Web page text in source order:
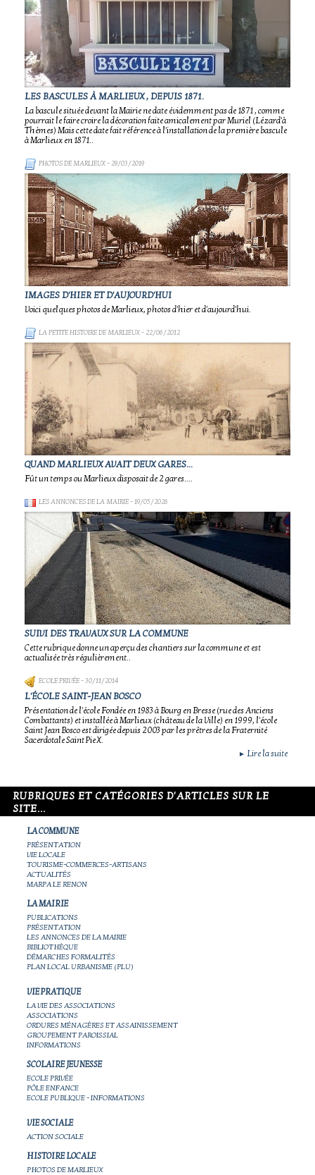
LES BASCULES À MARLIEUX , DEPUIS 1871.
La bascule située devant la Mairie ne date évidemment pas de 1871 , comme
pourrait le faire croire la décoration faite amicalement par Muriel (Lézard'à
Thèmes) Mais cette date fait référence à l'installation de la première bascule
à Marlieux en 1871..
PHOTOS DE MARLIEUX- 29/03/2019
IMAGES D'HIER ET D'AUJOURD'HUI
Voici quelques photos de Marlieux, photos d'hier et d'aujourd'hui.
LA PETITE HISTOIRE DE MARLIEUX- 22/06/2012
QUAND MARLIEUX AVAIT DEUX GARES...
Fût un temps ou Marlieux disposait de 2 gares....
LES ANNONCES DE LA MAIRIE- 19/05/2026
SUIVI DES TRAVAUX SUR LA COMMUNE
Cette rubrique donne un aperçu des chantiers sur la commune et est
actualisée très régulièrement..
ECOLE PRIVÉE- 30/11/2014
L'ÉCOLE SAINT-JEAN BOSCO
Présentation de l'école Fondée en 1983 à Bourg en Bresse (rue des Anciens
Combattants) et installée à Marlieux (château de la Ville) en 1999, l'école
Saint Jean Bosco est dirigée depuis 2003 par les prêtres de la Fraternité
Sacerdotale Saint Pie X.
► Lire la suite
RUBRIQUES ET CATÉGORIES D'ARTICLES SUR LE
SITE...
LA COMMUNE
PRÉSENTATION
VIE LOCALE
TOURISME-COMMERCES-ARTISANS
ACTUALITÉS
MARPA LE RENON
LA MAIRIE
PUBLICATIONS
PRÉSENTATION
LES ANNONCES DE LA MAIRIE
BIBLIOTHÈQUE
DÉMARCHES FORMALITÉS
PLAN LOCAL URBANISME (PLU)
VIE PRATIQUE
LA VIE DES ASSOCIATIONS
ASSOCIATIONS
ORDURES MÉNAGÈRES ET ASSAINISSEMENT
GROUPEMENT PAROISSIAL
INFORMATIONS
SCOLAIRE JEUNESSE
ECOLE PRIVÉE
PÔLE ENFANCE
ECOLE PUBLIQUE - INFORMATIONS
VIE SOCIALE
ACTION SOCIALE
HISTOIRE LOCALE
PHOTOS DE MARLIEUX